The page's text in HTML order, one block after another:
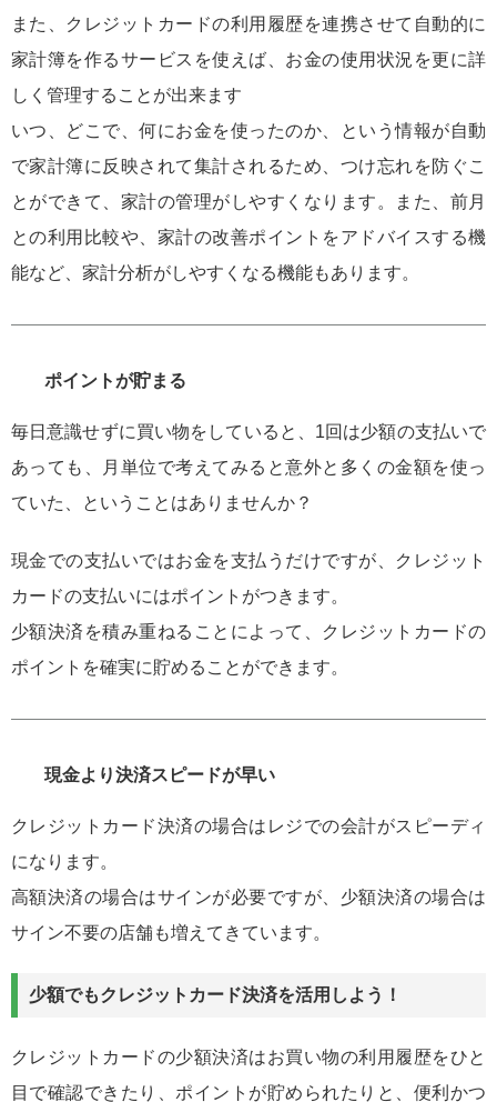
また、クレジットカードの利用履歴を連携させて自動的に
家計簿を作るサービスを使えば、お金の使用状況を更に詳
しく管理することが出来ます
いつ、どこで、何にお金を使ったのか、という情報が自動
で家計簿に反映されて集計されるため、つけ忘れを防ぐこ
とができて、家計の管理がしやすくなります。また、前月
との利用比較や、家計の改善ポイントをアドバイスする機
能など、家計分析がしやすくなる機能もあります。
ポイントが貯まる
毎日意識せずに買い物をしていると、1回は少額の支払いで
あっても、月単位で考えてみると意外と多くの金額を使っ
ていた、ということはありませんか？
現金での支払いではお金を支払うだけですが、クレジット
カードの支払いにはポイントがつきます。
少額決済を積み重ねることによって、クレジットカードの
ポイントを確実に貯めることができます。
現金より決済スピードが早い
クレジットカード決済の場合はレジでの会計がスピーディ
になります。
高額決済の場合はサインが必要ですが、少額決済の場合は
サイン不要の店舗も増えてきています。
少額でもクレジットカード決済を活用しよう！
クレジットカードの少額決済はお買い物の利用履歴をひと
目で確認できたり、ポイントが貯められたりと、便利かつ